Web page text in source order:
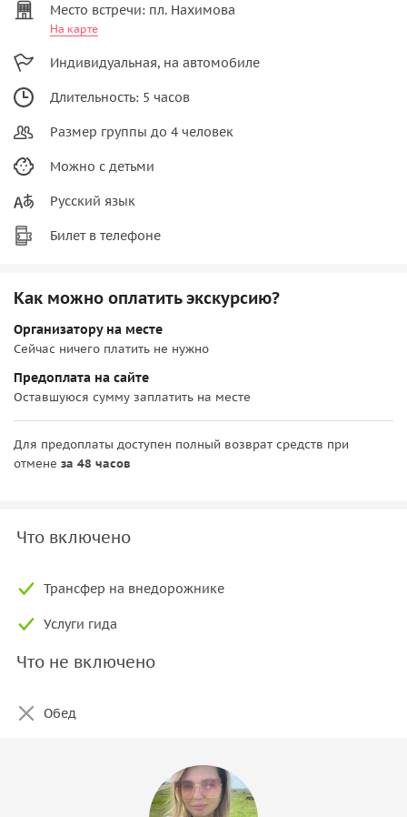
Место встречи: пл. Нахимова
На карте
Индивидуальная, на автомобиле
Длительность: 5 часов
Размер группы до 4 человек
Можно с детьми
Русский язык
Билет в телефоне
Как можно оплатить экскурсию?
Организатору на месте
Сейчас ничего платить не нужно
Предоплата на сайте
Оставшуюся сумму заплатить на месте
Для предоплаты доступен полный возврат средств при
отмене за 48 часов
Что включено
Трансфер на внедорожнике
Услуги гида
Что не включено
Обед